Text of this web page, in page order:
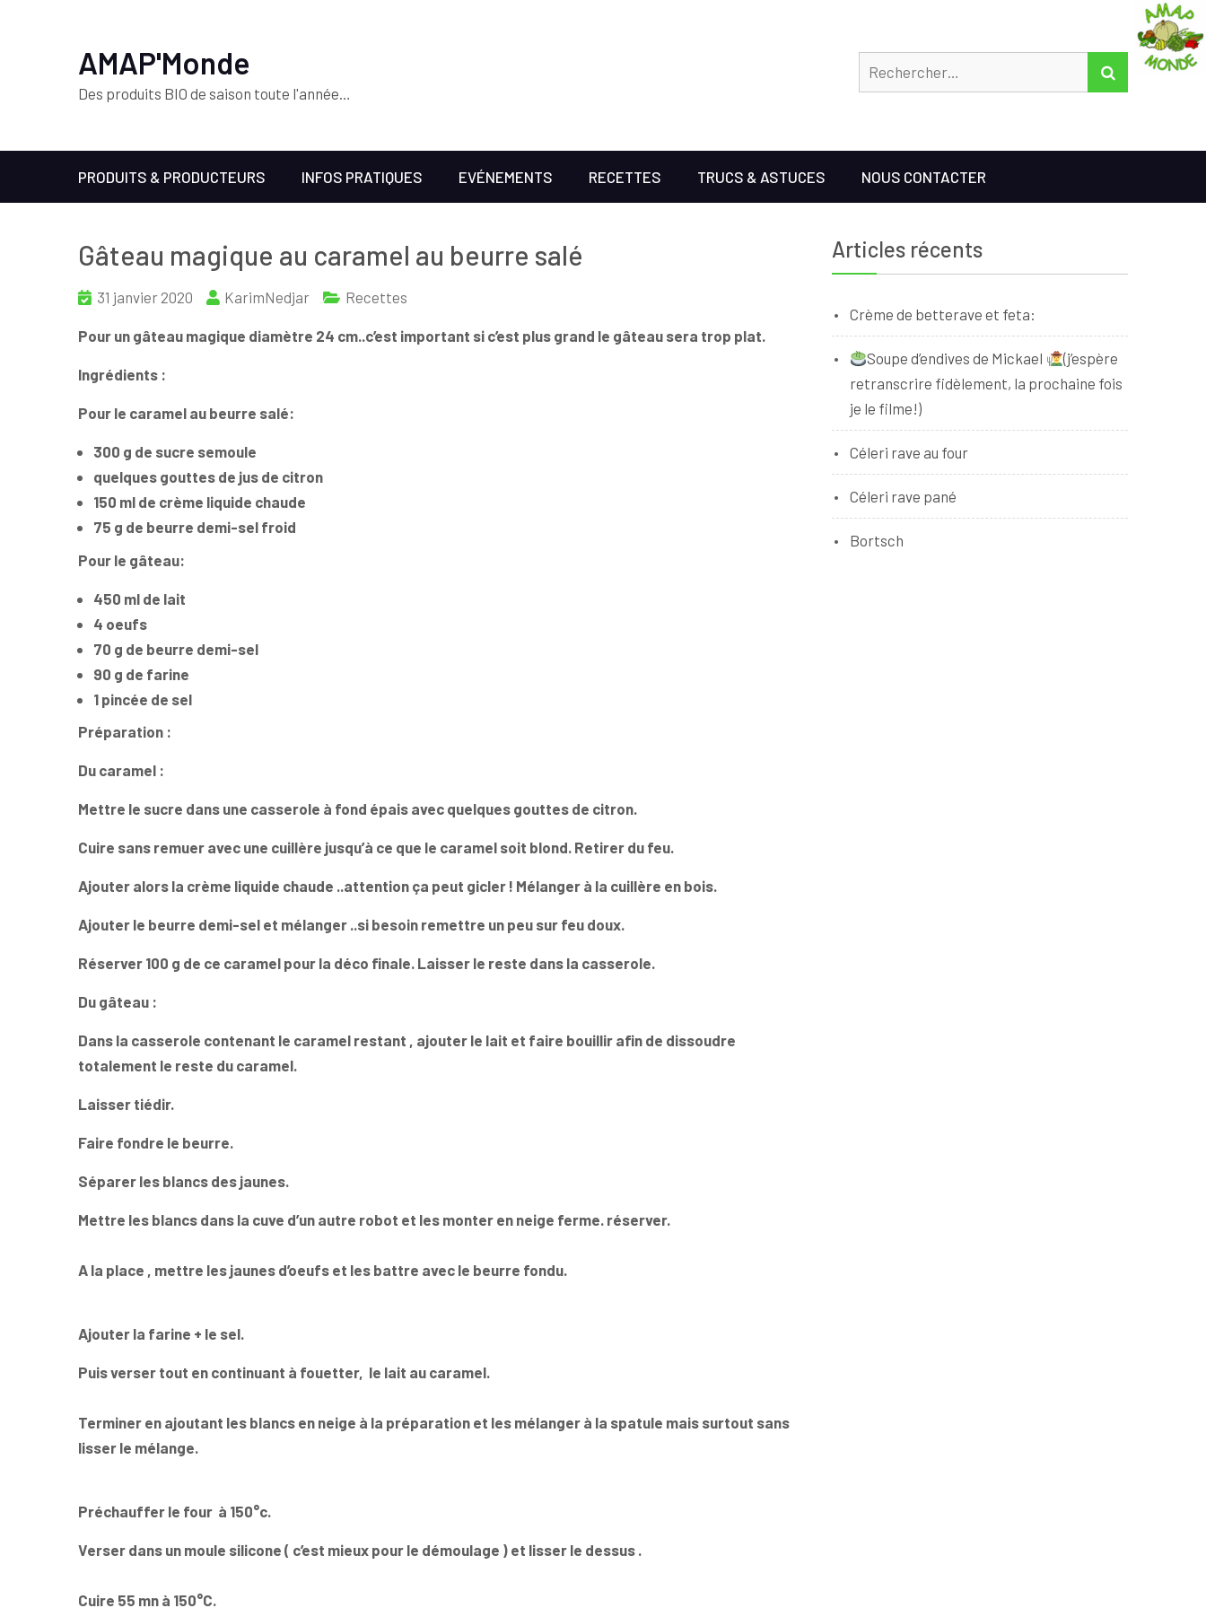
AMAP'Monde
Des produits BIO de saison toute l'année…
RECHERCHER
PRODUITS & PRODUCTEURS INFOS PRATIQUES EVÉNEMENTS RECETTES TRUCS & ASTUCES NOUS CONTACTER
Gâteau magique au caramel au beurre salé
31 janvier 2020 KarimNedjar Recettes
Pour un gâteau magique diamètre 24 cm..c’est important si c’est plus grand le gâteau sera trop plat.
Ingrédients :
Pour le caramel au beurre salé:
300 g de sucre semoule
quelques gouttes de jus de citron
150 ml de crème liquide chaude
75 g de beurre demi-sel froid
Pour le gâteau:
450 ml de lait
4 oeufs
70 g de beurre demi-sel
90 g de farine
1 pincée de sel
Préparation :
Du caramel :
Mettre le sucre dans une casserole à fond épais avec quelques gouttes de citron.
Cuire sans remuer avec une cuillère jusqu’à ce que le caramel soit blond. Retirer du feu.
Ajouter alors la crème liquide chaude ..attention ça peut gicler ! Mélanger à la cuillère en bois.
Ajouter le beurre demi-sel et mélanger ..si besoin remettre un peu sur feu doux.
Réserver 100 g de ce caramel pour la déco finale. Laisser le reste dans la casserole.
Du gâteau :
Dans la casserole contenant le caramel restant , ajouter le lait et faire bouillir afin de dissoudre
totalement le reste du caramel.
Laisser tiédir.
Faire fondre le beurre.
Séparer les blancs des jaunes.
Mettre les blancs dans la cuve d’un autre robot et les monter en neige ferme. réserver.
A la place , mettre les jaunes d’oeufs et les battre avec le beurre fondu.
Ajouter la farine + le sel.
Puis verser tout en continuant à fouetter, le lait au caramel.
Terminer en ajoutant les blancs en neige à la préparation et les mélanger à la spatule mais surtout sans
lisser le mélange.
Préchauffer le four à 150°c.
Verser dans un moule silicone ( c’est mieux pour le démoulage ) et lisser le dessus .
Cuire 55 mn à 150°C.
Articles récents
Crème de betterave et feta:
Soupe d’endives de Mickael
(j’espère
retranscrire fidèlement, la prochaine fois
je le filme!)
Céleri rave au four
Céleri rave pané
Bortsch